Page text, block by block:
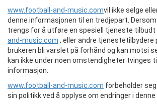
www.football-and-music.comvil ikke selge
denne informasjonen til en tredjepart.
trengs for å utføre en spesiell tjeneste tilbudt
and-music.com , eller andre tjenestetilbydere
brukeren bli varslet på forhånd og kan motsi
kan ikke under noen omstendigheter tvinges
informasjon.
www.football-and-music.com forbeholder
sin politikk ved å opplyse om endringer i denne